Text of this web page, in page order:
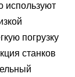
используют
погрузку
станков